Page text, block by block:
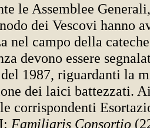
le Assemblee
dei Vescovi hanno
nel campo della
devono essere
1987, riguardanti la
dei laici battezzati.
corrispondenti
Familiaris Consortio